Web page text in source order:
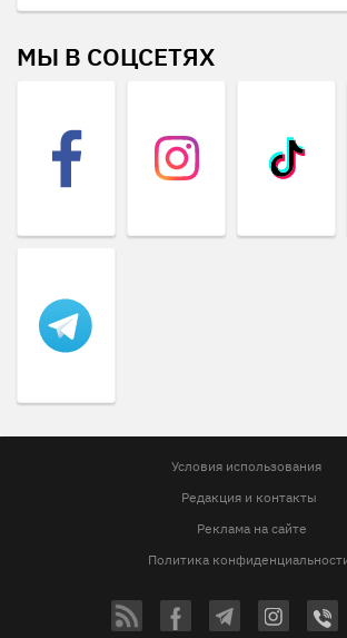
МЫ В СОЦСЕТЯХ
Условия использования
Редакция и контакты
Реклама на сайте
Политика